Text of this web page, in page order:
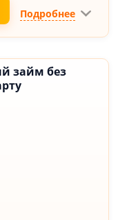
Подробнее
займ без